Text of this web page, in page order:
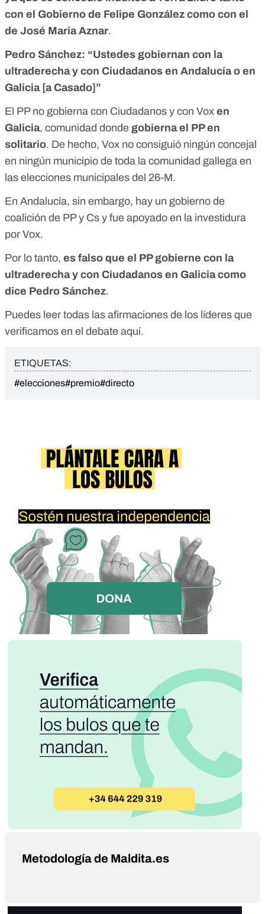
con el Gobierno de Felipe González como con el
de José María Aznar.
Pedro Sánchez: “Ustedes gobiernan con la
ultraderecha y con Ciudadanos en Andalucía o en
Galicia [a Casado]”
El PP no gobierna con Ciudadanos y con Vox en
Galicia, comunidad donde gobierna el PP en
solitario. De hecho, Vox no consiguió ningún concejal
en ningún municipio de toda la comunidad gallega en
las elecciones municipales del 26-M.
En Andalucía, sin embargo, hay un gobierno de
coalición de PP y Cs y fue apoyado en la investidura
por Vox.
Por lo tanto, es falso que el PP gobierne con la
ultraderecha y con Ciudadanos en Galicia como
dice Pedro Sánchez.
Puedes leer todas las afirmaciones de los líderes que
verificamos en el debate aquí.
ETIQUETAS:
#elecciones#premio#directo
Metodología de Maldita.es